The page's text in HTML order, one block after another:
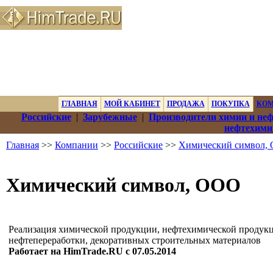
ГЛАВНАЯ МОЙ КАБИНЕТ ПРОДАЖА ПОКУПКА
Российские| Зарубежные| Производители химии и
Главная >> Компании >> Российские >> Химический
Химический символ, ООО
Реализация химической продукции, нефтехимической
нефтепереработки, декоративных строительных материалов
Работает на HimTrade.RU с 07.05.2014